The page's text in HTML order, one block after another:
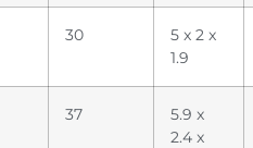
30
5 x 2 x
1.9
37
5.9 x
2.4 x